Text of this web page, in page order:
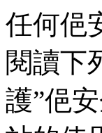
任何俋
閱讀下
護”俋